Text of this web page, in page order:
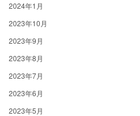
2024年1月
2023年10月
2023年9月
2023年8月
2023年7月
2023年6月
2023年5月